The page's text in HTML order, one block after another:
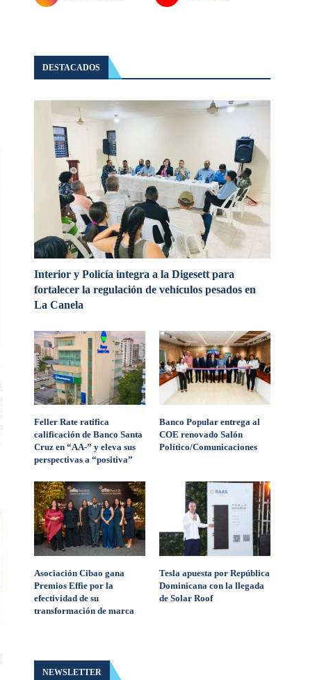
DESTACADOS
Interior y Policía integra a la Digesett para
fortalecer la regulación de vehículos pesados en
La Canela
Feller Rate ratifica
calificación de Banco Santa
Cruz en “AA-” y eleva sus
perspectivas a “positiva”
Banco Popular entrega al
COE renovado Salón
Político/Comunicaciones
Asociación Cibao gana
Premios Effie por la
efectividad de su
transformación de marca
Tesla apuesta por República
Dominicana con la llegada
de Solar Roof
NEWSLETTER